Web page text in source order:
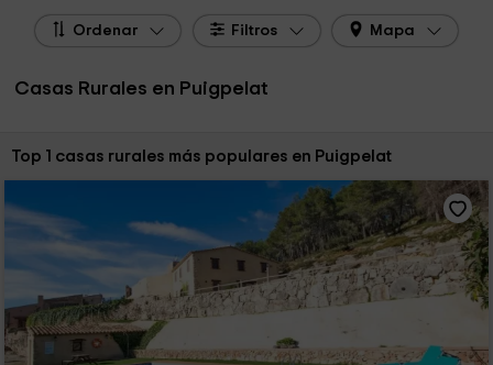
Ordenar Filtros Mapa
Casas Rurales en Puigpelat
Ordenar por:
Top 1 casas rurales más populares en Puigpelat